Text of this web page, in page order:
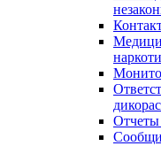
Отчеты